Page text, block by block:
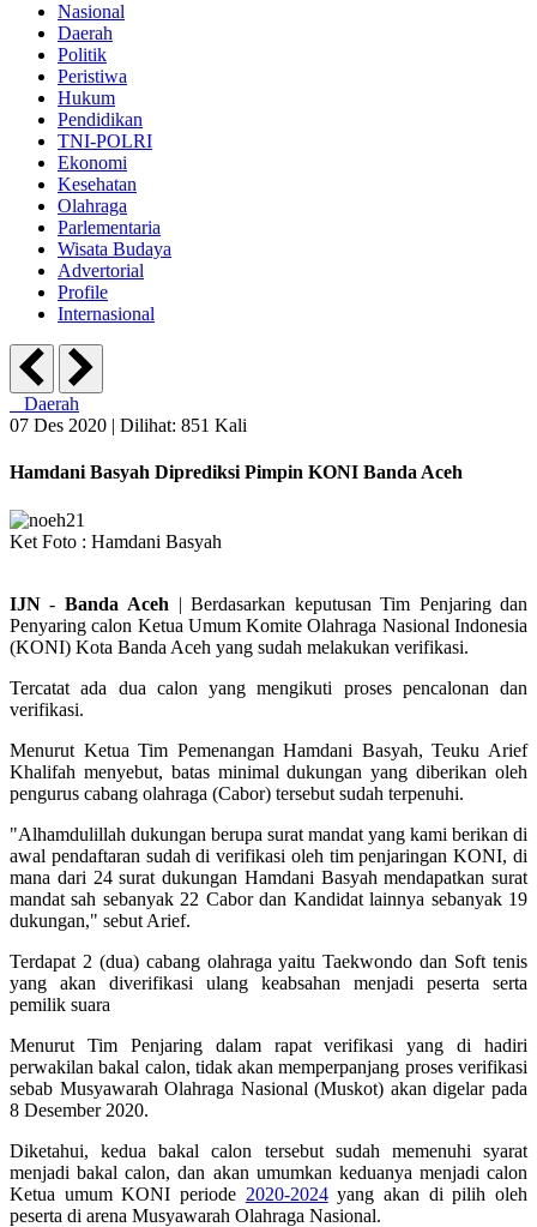
Nasional
Daerah
Politik
Peristiwa
Hukum
Pendidikan
TNI-POLRI
Ekonomi
Kesehatan
Olahraga
Parlementaria
Wisata Budaya
Advertorial
Profile
Internasional
Daerah
07 Des 2020 | Dilihat: 851 Kali
Hamdani Basyah Diprediksi Pimpin KONI Banda Aceh
Ket Foto : Hamdani Basyah
IJN - Banda Aceh | Berdasarkan keputusan Tim Penjaring dan
Penyaring calon Ketua Umum Komite Olahraga Nasional Indonesia
(KONI) Kota Banda Aceh yang sudah melakukan verifikasi.
Tercatat ada dua calon yang mengikuti proses pencalonan dan
verifikasi.
Menurut Ketua Tim Pemenangan Hamdani Basyah, Teuku Arief
Khalifah menyebut, batas minimal dukungan yang diberikan oleh
pengurus cabang olahraga (Cabor) tersebut sudah terpenuhi.
"Alhamdulillah dukungan berupa surat mandat yang kami berikan di
awal pendaftaran sudah di verifikasi oleh tim penjaringan KONI, di
mana dari 24 surat dukungan Hamdani Basyah mendapatkan surat
mandat sah sebanyak 22 Cabor dan Kandidat lainnya sebanyak 19
dukungan," sebut Arief.
Terdapat 2 (dua) cabang olahraga yaitu Taekwondo dan Soft tenis
yang akan diverifikasi ulang keabsahan menjadi peserta serta
pemilik suara
Menurut Tim Penjaring dalam rapat verifikasi yang di hadiri
perwakilan bakal calon, tidak akan memperpanjang proses verifikasi
sebab Musyawarah Olahraga Nasional (Muskot) akan digelar pada
8 Desember 2020.
Diketahui, kedua bakal calon tersebut sudah memenuhi syarat
menjadi bakal calon, dan akan umumkan keduanya menjadi calon
Ketua umum KONI periode 2020-2024yang akan di pilih oleh
peserta di arena Musyawarah Olahraga Nasional.